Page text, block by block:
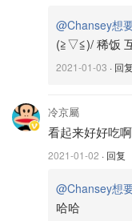
1. 将鸡蛋，一半的
kitchenaid搅拌缸。
团不黏缸后检查状
如果完全不沾，继
会剩约1g牛奶。
3. 盖上保鲜膜，冷
@Chansey想
(≧▽≦)/ 稀饭
2021-01-03 · 回复
冷京屬
看起来好好吃啊
2021-01-02 · 回复
@Chansey想
哈哈